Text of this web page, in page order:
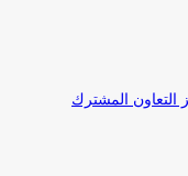
التعاون المشترك